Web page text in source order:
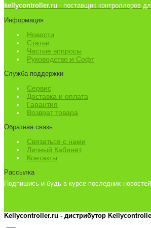
kellycontroller.ru - поставщик контроллеров
Информация
Новости
Статьи
Частые вопросы
Руководство и Софт
Служба поддержки
Сервис
Доставка и оплата
Гарантия
Возврат товара
Обратная связь
Связаться с нами
Личный Кабинет
Контакты
Рассылка
Подпишись и будь в курсе последних
Kellycontroller.ru - дистрибутор